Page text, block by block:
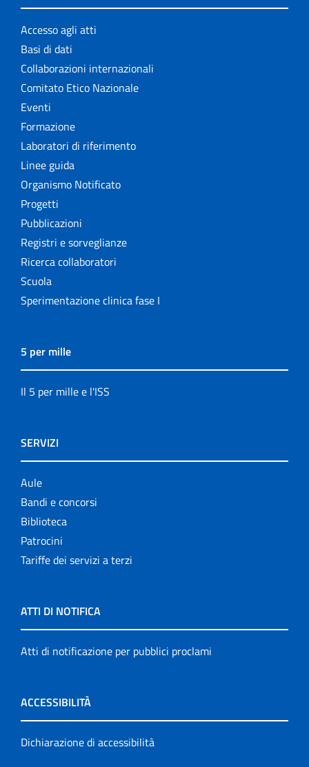
Accesso agli atti
Basi di dati
Collaborazioni internazionali
Comitato Etico Nazionale
Eventi
Formazione
Laboratori di riferimento
Linee guida
Organismo Notificato
Progetti
Pubblicazioni
Registri e sorveglianze
Ricerca collaboratori
Scuola
Sperimentazione clinica fase I
5 per mille
Il 5 per mille e l'ISS
SERVIZI
Aule
Bandi e concorsi
Biblioteca
Patrocini
Tariffe dei servizi a terzi
ATTI DI NOTIFICA
Atti di notificazione per pubblici proclami
ACCESSIBILITÀ
Dichiarazione di accessibilità